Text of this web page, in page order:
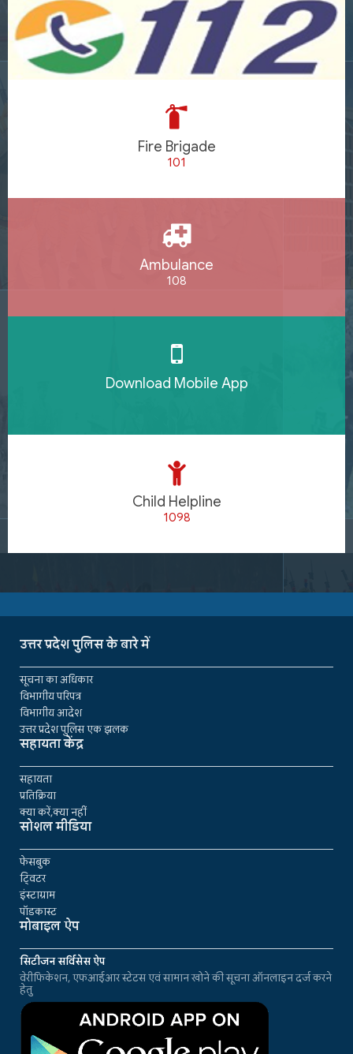
Fire Brigade
101
Ambulance
108
Download Mobile App
Child Helpline
1098
उत्तर प्रदेश पुलिस के बारे में
सूचना का अधिकार
विभागीय परिपत्र
विभागीय आदेश
उत्तर प्रदेश पुलिस एक झलक
सहायता केंद्र
सहायता
प्रतिक्रिया
क्या करें,क्या नहीं
सोशल मीडिया
फेसबुक
ट्विटर
इंस्टाग्राम
पॉडकास्ट
मोबाइल ऐप
सिटीजन सर्विसेस ऐप
वेरीफिकेशन, एफआईआर स्टेटस एवं सामान खोने की सूचना ऑनलाइन दर्ज करने
हेतु